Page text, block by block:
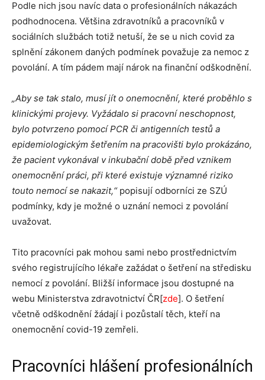
Podle nich jsou navíc data o profesionálních nákazách
podhodnocena. Většina zdravotníků a pracovníků v
sociálních službách totiž netuší, že se u nich covid za
splnění zákonem daných podmínek považuje za nemoc z
povolání. A tím pádem mají nárok na finanční odškodnění.
„Aby se tak stalo, musí jít o onemocnění, které proběhlo s
klinickými projevy. Vyžádalo si pracovní neschopnost,
bylo potvrzeno pomocí PCR či antigenních testů a
epidemiologickým šetřením na pracovišti bylo prokázáno,
že pacient vykonával v inkubační době před vznikem
onemocnění práci, při které existuje významné riziko
touto nemocí se nakazit,“ popisují odborníci ze SZÚ
podmínky, kdy je možné o uznání nemoci z povolání
uvažovat.
Tito pracovníci pak mohou sami nebo prostřednictvím
svého registrujícího lékaře zažádat o šetření na středisku
nemocí z povolání. Bližší informace jsou dostupné na
webu Ministerstva zdravotnictví ČR[zde]. O šetření
včetně odškodnění žádají i pozůstalí těch, kteří na
onemocnění covid-19 zemřeli.
Pracovníci hlášení profesionálních